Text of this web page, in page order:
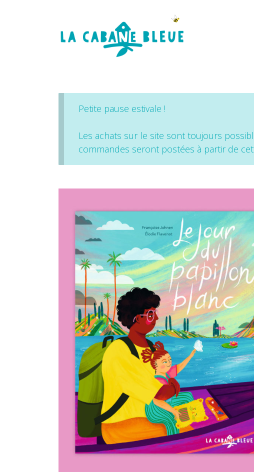
Petite pause estivale !
Les achats sur le site sont toujours
commandes seront postées à partir de